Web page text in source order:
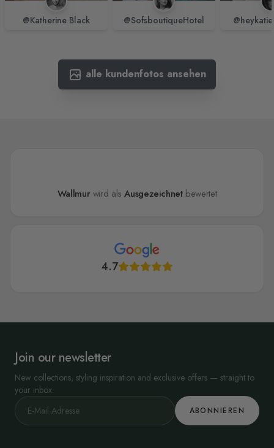
@Katherine Black @SofsboutiqueHotel
alle kundenfotos ansehen
Wallmur wird alsAusgezeichnetbewertet
4.7
Join our newsletter
New collections, styling inspiration and exclusive offers — straight to
your inbox.
ABONNIEREN